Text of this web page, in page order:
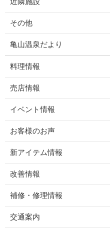
その他
亀山温泉だより
料理情報
売店情報
イベント情報
お客様のお声
新アイテム情報
改善情報
補修・修理情報
交通案内